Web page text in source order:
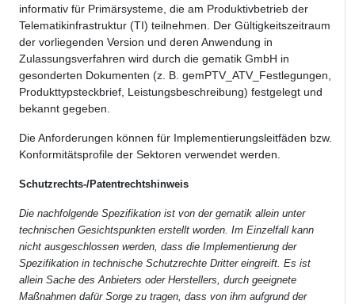
informativ für Primärsysteme, die am Produktivbetrieb der
Telematikinfrastruktur (TI) teilnehmen. Der Gültigkeitszeitraum
der vorliegenden Version und deren Anwendung in
Zulassungsverfahren wird durch die gematik GmbH in
gesonderten Dokumenten (z. B. gemPTV_ATV_Festlegungen,
Produkttypsteckbrief, Leistungsbeschreibung) festgelegt und
bekannt gegeben.
Die Anforderungen können für Implementierungsleitfäden bzw.
Konformitätsprofile der Sektoren verwendet werden.
Schutzrechts-/Patentrechtshinweis
Die nachfolgende Spezifikation ist von der gematik allein unter
technischen Gesichtspunkten erstellt worden. Im Einzelfall kann
nicht ausgeschlossen werden, dass die Implementierung der
Spezifikation in technische Schutzrechte Dritter eingreift. Es ist
allein Sache des Anbieters oder Herstellers, durch geeignete
Maßnahmen dafür Sorge zu tragen, dass von ihm aufgrund der